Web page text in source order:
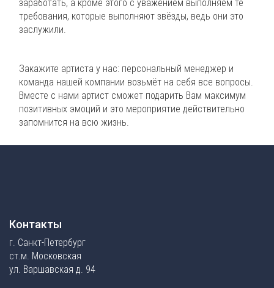
заработать, а кроме этого с уважением выполняем те
требования, которые выполняют звёзды, ведь они это
заслужили.
Закажите артиста у нас: персональный менеджер и
команда нашей компании возьмёт на себя все вопросы.
Вместе с нами артист сможет подарить Вам максимум
позитивных эмоций и это мероприятие действительно
запомнится на всю жизнь.
Контакты
г. Санкт-Петербург
ст.м. Московская
ул. Варшавская д. 94